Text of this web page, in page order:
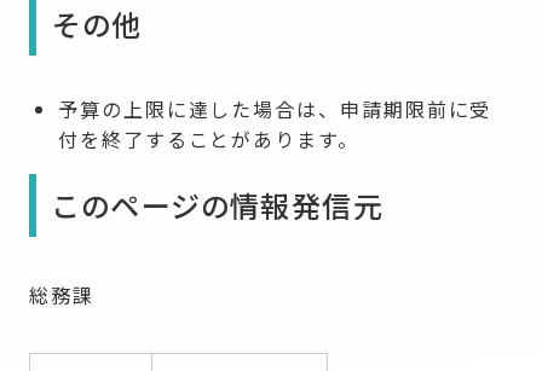
その他
予算の上限に達した場合は、申請期限前に受
付を終了することがあります。
このページの情報発信元
総務課